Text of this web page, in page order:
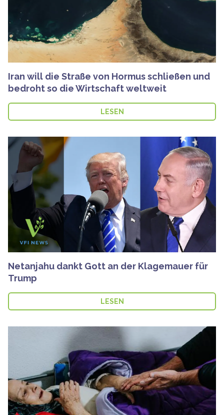
Iran will die Straße von Hormus schließen und
bedroht so die Wirtschaft weltweit
LESEN
Netanjahu dankt Gott an der Klagemauer für
Trump
LESEN